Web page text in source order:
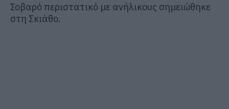
Σοβαρό περιστατικό με ανήλικους σημειώθηκε
στη Σκιάθο.